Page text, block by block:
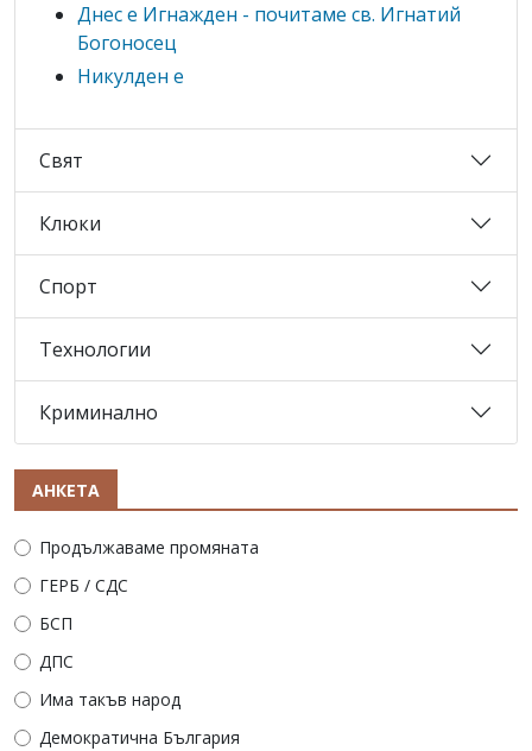
Днес е Игнажден - почитаме св. Игнатий
Богоносец
Никулден е
Свят
Клюки
Спорт
Технологии
Криминално
АНКЕТА
Продължаваме промяната
ГЕРБ / СДС
БСП
ДПС
Има такъв народ
Демократична България